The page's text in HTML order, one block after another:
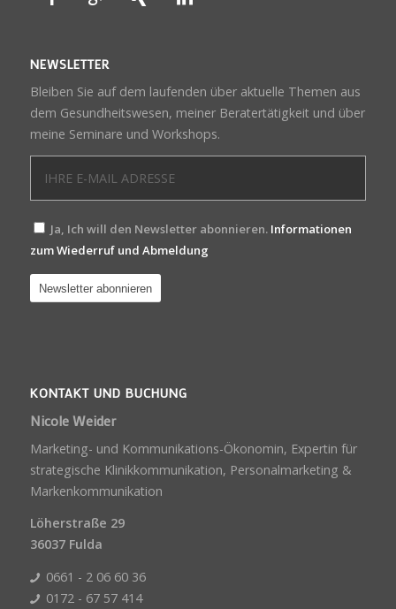
NEWSLETTER
Bleiben Sie auf dem laufenden über aktuelle Themen aus
dem Gesundheitswesen, meiner Beratertätigkeit und über
meine Seminare und Workshops.
Ja, Ich will den Newsletter abonnieren. Informationen
zum Wiederruf und Abmeldung
KONTAKT UND BUCHUNG
Nicole Weider
Marketing- und Kommunikations-Ökonomin, Expertin für
strategische Klinikkommunikation, Personalmarketing &
Markenkommunikation
Löherstraße 29
36037 Fulda
0661 - 2 06 60 36
0172 - 67 57 414